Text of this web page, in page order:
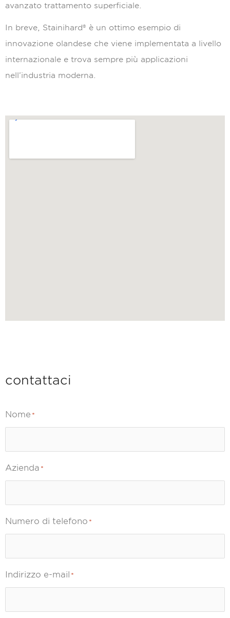
avanzato trattamento superficiale.
In breve, Stainihard® è un ottimo esempio di
innovazione olandese che viene implementata a livello
internazionale e trova sempre più applicazioni
nell’industria moderna.
contattaci
Nome *
Azienda *
Numero di telefono *
Indirizzo e-mail *